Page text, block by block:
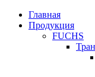
Главная
Продукция
FUCHS